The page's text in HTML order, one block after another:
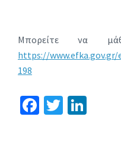
Μπορείτε να
https://
198
Fa T